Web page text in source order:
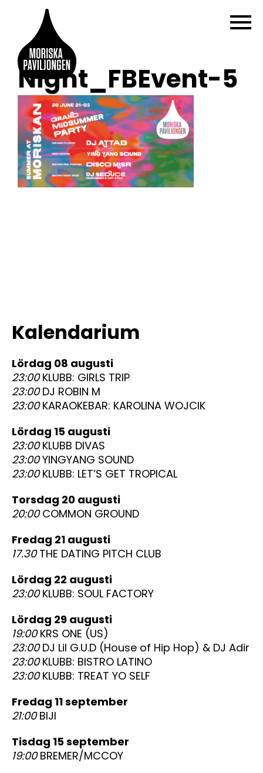
Night_FBEvent-5
Kalendarium
lördag 08 augusti
23:00KLUBB: GIRLS TRIP
23:00DJ ROBIN M
23:00KARAOKEBAR: KAROLINA WOJCIK
lördag 15 augusti
23:00KLUBB DIVAS
23:00YINGYANG SOUND
23:00KLUBB: LET’S GET TROPICAL
torsdag 20 augusti
20:00COMMON GROUND
fredag 21 augusti
17.30THE DATING PITCH CLUB
lördag 22 augusti
23:00KLUBB: SOUL FACTORY
lördag 29 augusti
19:00KRS ONE (US)
23:00DJ Lil G.U.D (House of Hip Hop) & DJ Adir
23:00KLUBB: BISTRO LATINO
23:00KLUBB: TREAT YO SELF
fredag 11 september
21:00BIJI
tisdag 15 september
19:00BREMER/MCCOY